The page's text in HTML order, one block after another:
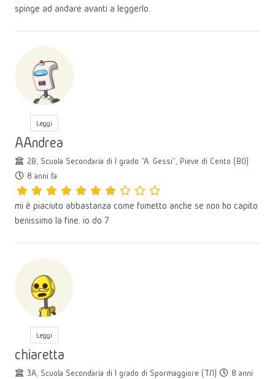
spinge ad andare avanti a leggerlo.
Leggi
AAndrea
2B, Scuola Secondaria di I grado "A. Gessi", Pieve di Cento (BO)
8 anni fa
mi è piaciuto abbastanza come fumetto anche se non ho capito
benissimo la fine. io do 7
Leggi
chiaretta
3A, Scuola Secondaria di I grado di Spormaggiore (TN)
8 anni